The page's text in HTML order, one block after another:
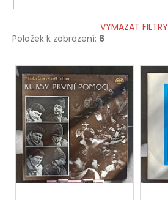
VYMAZAT FILTRY
Položek k zobrazení: 6
V
s
p
o